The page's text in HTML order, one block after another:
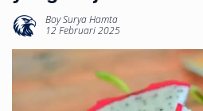
Boy Surya Hamta
12 Februari 2025